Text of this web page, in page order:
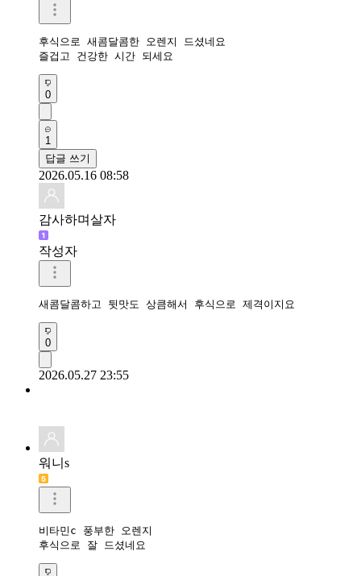
후식으로 새콤달콤한 오렌지 드셨네요
즐겁고 건강한 시간 되세요
0
1
답글 쓰기
2026.05.16 08:58
감사하며살자
작성자
새콤달콤하고 뒷맛도 상큼해서 후식으로 제격이지요
0
2026.05.27 23:55
워니s
비타민c 풍부한 오렌지
후식으로 잘 드셨네요